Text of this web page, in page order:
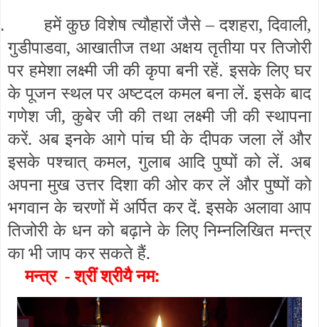
हमें कुछ विशेष त्यौहारों जैसे – दशहरा, दिवाली,
गुडीपाडवा, आखातीज तथा अक्षय तृतीया पर तिजोरी
पर हमेशा लक्ष्मी जी की कृपा बनी रहें. इसके लिए घर
के पूजन स्थल पर अष्टदल कमल बना लें. इसके बाद
गणेश जी, कुबेर जी की तथा लक्ष्मी जी की स्थापना
करें. अब इनके आगे पांच घी के दीपक जला लें और
इसके पश्चात् कमल, गुलाब आदि पुष्पों को लें. अब
अपना मुख उत्तर दिशा की ओर कर लें और पुष्पों को
भगवान के चरणों में अर्पित कर दें. इसके अलावा आप
तिजोरी के धन को बढ़ाने के लिए निम्नलिखित मन्त्र
का भी जाप कर सकते हैं.
मन्त्र - श्रीं श्रीयैनम: